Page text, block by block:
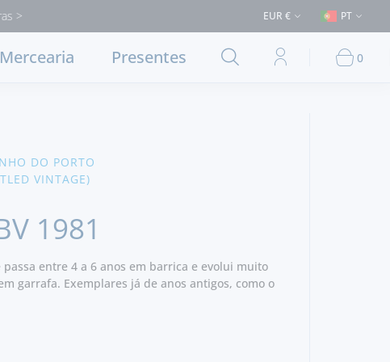
em Lisboa e concelhos limítrofes) ⚠️ Envios para Portugal e para o
EUR € PT
Mercearia Presentes 0
DO PORTO
VINTAGE)
1981
passa entre 4 a 6 anos em barrica e evolui muito
garrafa. Exemplares já de anos antigos, como o
um LBV de excelência.